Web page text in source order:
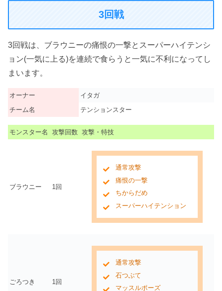
3回戦
3回戦は、ブラウニーの痛恨の一撃とスーパーハイテンシ
ョン(一気に上る)を連続で食らうと一気に不利になってし
まいます。
オーナー
イタガ
チーム名
テンションスター
モンスター名 攻撃回数 攻撃・特技
ブラウニー 1回
通常攻撃
痛恨の一撃
ちからだめ
スーパーハイテンション
ごろつき 1回
通常攻撃
石つぶて
マッスルポーズ